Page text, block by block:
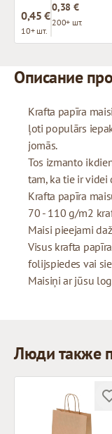
0,45 €
10+ шт.
0,38 €
200+ шт.
Описание
Krafta papīra
ļoti populārs
jomās.
Tos izmanto
tam, ka tie ir videi
Krafta papīra
70 - 110 g/m2
Maisi pieejami
Visus krafta
folijspiedes vai
Maisiņi ar jūsu
Люди также